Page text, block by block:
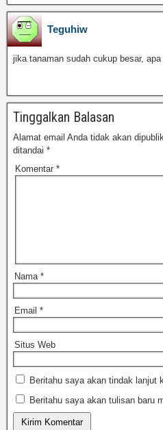
Teguhiw
jika tanaman sudah cukup besar,
Tinggalkan Balasan
Alamat email Anda tidak akan
ditandai *
Komentar *
Nama *
Email *
Situs Web
Beritahu saya akan tindak lanjut
Beritahu saya akan tulisan baru